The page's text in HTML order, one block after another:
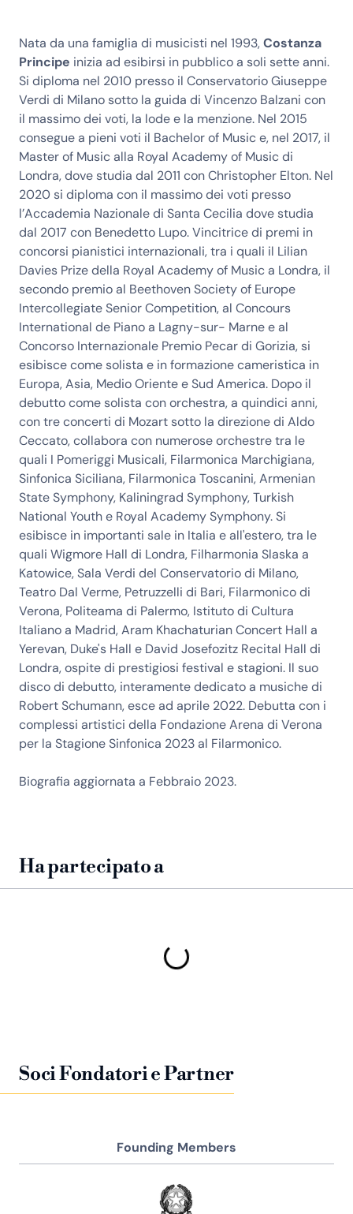
Nata da una famiglia di musicisti nel 1993,Costanza
Principe inizia ad esibirsi in pubblico a soli sette anni.
Si diploma nel 2010 presso il Conservatorio Giuseppe
Verdi di Milano sotto la guida di Vincenzo Balzani con
il massimo dei voti, la lode e la menzione. Nel 2015
consegue a pieni voti il Bachelor of Music e, nel 2017, il
Master of Music alla Royal Academy of Music di
Londra, dove studia dal 2011 con Christopher Elton. Nel
2020 si diploma con il massimo dei voti presso
l’Accademia Nazionale di Santa Cecilia dove studia
dal 2017 con Benedetto Lupo. Vincitrice di premi in
concorsi pianistici internazionali, tra i quali il Lilian
Davies Prize della Royal Academy of Music a Londra, il
secondo premio al Beethoven Society of Europe
Intercollegiate Senior Competition, al Concours
International de Piano a Lagny-sur- Marne e al
Concorso Internazionale Premio Pecar di Gorizia, si
esibisce come solista e in formazione cameristica in
Europa, Asia, Medio Oriente e Sud America. Dopo il
debutto come solista con orchestra, a quindici anni,
con tre concerti di Mozart sotto la direzione di Aldo
Ceccato, collabora con numerose orchestre tra le
quali I Pomeriggi Musicali, Filarmonica Marchigiana,
Sinfonica Siciliana, Filarmonica Toscanini, Armenian
State Symphony, Kaliningrad Symphony, Turkish
National Youth e Royal Academy Symphony. Si
esibisce in importanti sale in Italia e all'estero, tra le
quali Wigmore Hall di Londra, Filharmonia Slaska a
Katowice, Sala Verdi del Conservatorio di Milano,
Teatro Dal Verme, Petruzzelli di Bari, Filarmonico di
Verona, Politeama di Palermo, Istituto di Cultura
Italiano a Madrid, Aram Khachaturian Concert Hall a
Yerevan, Duke's Hall e David Josefozitz Recital Hall di
Londra, ospite di prestigiosi festival e stagioni. Il suo
disco di debutto, interamente dedicato a musiche di
Robert Schumann, esce ad aprile 2022. Debutta con i
complessi artistici della Fondazione Arena di Verona
per la Stagione Sinfonica 2023 al Filarmonico.
Biografia aggiornata a Febbraio 2023.
Ha partecipato a
Soci Fondatori e Partner
Founding Members